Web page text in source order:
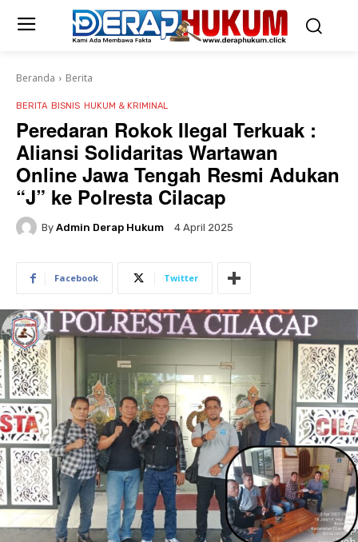
Beranda Berita
BERITA BISNIS HUKUM & KRIMINAL
Peredaran Rokok Ilegal Terkuak :
Aliansi Solidaritas Wartawan
Online Jawa Tengah Resmi Adukan
“J” ke Polresta Cilacap
By Admin Derap Hukum 4 April 2025
Facebook Twitter